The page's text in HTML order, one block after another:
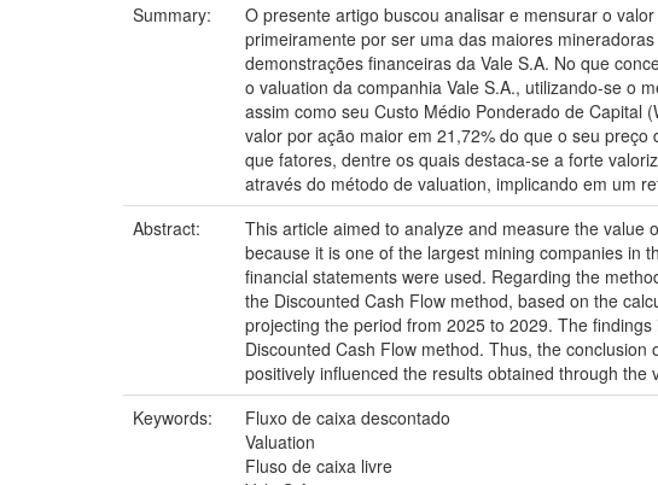
Summary:
O presente artigo buscou analisar e mensurar o
primeiramente por ser uma das maiores
demonstrações financeiras da Vale S.A. No que
o valuation da companhia Vale S.A., utilizando-se o
assim como seu Custo Médio Ponderado de Capital
valor por ação maior em 21,72% do que o seu
que fatores, dentre os quais destaca-se a forte
através do método de valuation, implicando em um
Abstract:
This article aimed to analyze and measure the value
because it is one of the largest mining companies in
financial statements were used. Regarding the
the Discounted Cash Flow method, based on the
projecting the period from 2025 to 2029. The
Discounted Cash Flow method. Thus, the
positively influenced the results obtained through
Keywords:
Fluxo de caixa descontado
Valuation
Fluso de caixa livre